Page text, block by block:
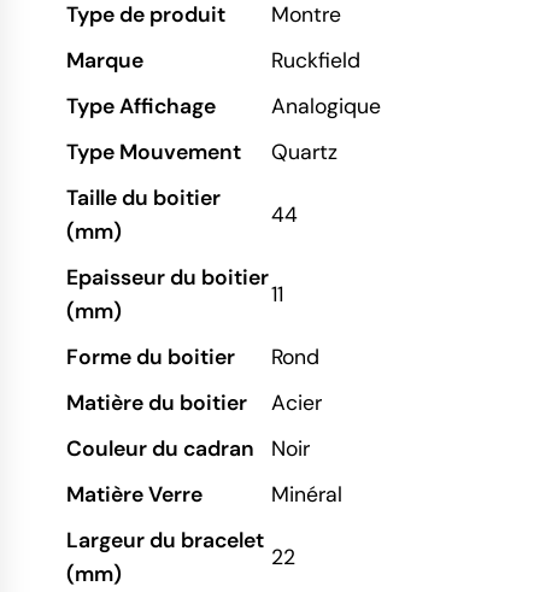
Type de produit
Montre
Marque
Ruckfield
Type Affichage
Analogique
Type Mouvement
Quartz
Taille du boitier
(mm)
44
Epaisseur du boitier
(mm)
11
Forme du boitier
Rond
Matière du boitier
Acier
Couleur du cadran
Noir
Matière Verre
Minéral
Largeur du bracelet
(mm)
22